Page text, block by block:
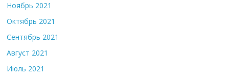
Ноябрь 2021
Октябрь 2021
Сентябрь 2021
Август 2021
Июль 2021